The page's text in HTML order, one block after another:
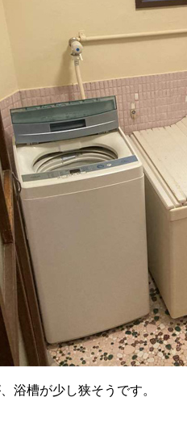
浴槽が少し狭そうです。